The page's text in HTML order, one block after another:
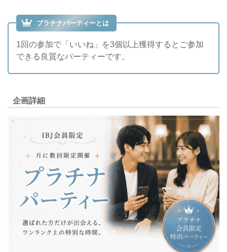
プラチナパーティーとは
1回の参加で「いいね」を3個以上獲得するとご参加
できる良質なパーティーです。
企画詳細